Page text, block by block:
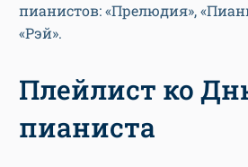
пианистов: «Прелюдия»,
«Рэй».
Плейлист ко
пианиста